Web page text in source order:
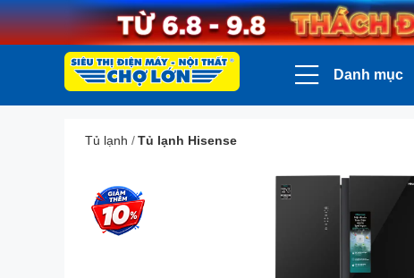
Danh mục
Tủ lạnh /Tủ lạnh Hisense